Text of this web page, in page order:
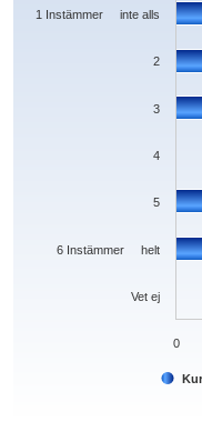
The chart has 1 Y axis displaying
Vet ej
6 Instämmer helt
5
4
3
2
1 Instämmer inte alls
0